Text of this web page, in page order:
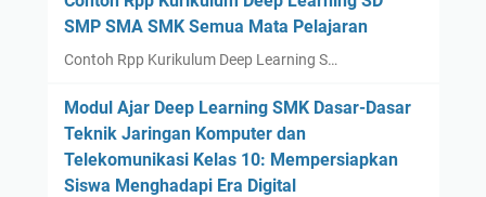
SMP SMA SMK Semua Mata Pelajaran
Contoh Rpp Kurikulum Deep Learning S…
Modul Ajar Deep Learning SMK Dasar-Dasar
Teknik Jaringan Komputer dan
Telekomunikasi Kelas 10: Mempersiapkan
Siswa Menghadapi Era Digital